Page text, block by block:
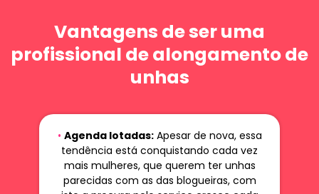
Vantagens de ser uma
profissional de alongamento de
unhas
• Agenda lotadas:Apesar de nova, essa
tendência está conquistando cada vez
mais mulheres, que querem ter unhas
parecidas com as das blogueiras, com